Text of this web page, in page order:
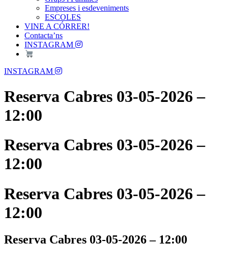
Empreses i esdeveniments
ESCOLES
VINE A CÓRRER!
Contacta’ns
INSTAGRAM
Menu
INSTAGRAM
Reserva Cabres 03-05-2026 –
12:00
Reserva Cabres 03-05-2026 –
12:00
Reserva Cabres 03-05-2026 –
12:00
Reserva Cabres 03-05-2026 – 12:00